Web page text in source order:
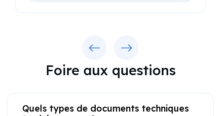
Foire aux questions
Quels types de documents techniques